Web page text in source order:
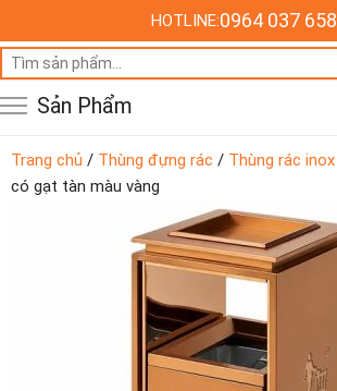
HOTLINE:0964 037 658
Sản Phẩm
Trang chủ / Thùng đựng rác / Thùng rác inox
có gạt tàn màu vàng